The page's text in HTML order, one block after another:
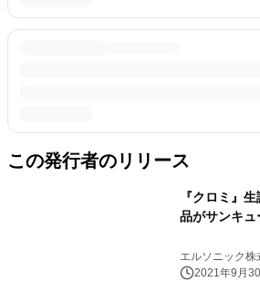
この発行者のリリース
『クロミ』
品がサンキ
エルソニック株
2021年9月